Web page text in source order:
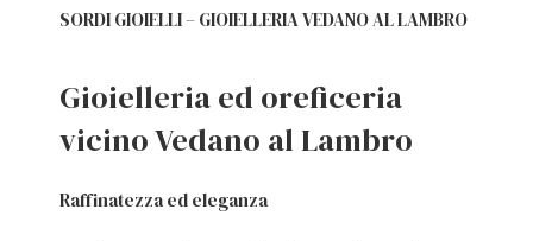
SORDI GIOIELLI – GIOIELLERIA VEDANO AL LAMBRO
Gioielleria ed oreficeria
vicino Vedano al Lambro
Raffinatezza ed eleganza